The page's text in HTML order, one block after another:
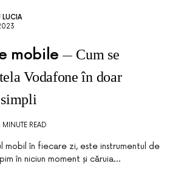
LUCIA
mobile
Cum se
Vodafone în doar
MINUTE READ
mobil în fiecare zi, este instrumentul de
în niciun moment și căruia…